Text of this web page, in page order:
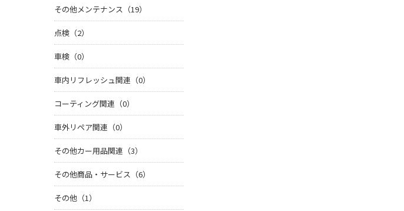
その他メンテナンス（19）
点検（2）
車検（0）
車内リフレッシュ関連（0）
コーティング関連（0）
車外リペア関連（0）
その他カー用品関連（3）
その他商品・サービス（6）
その他（1）